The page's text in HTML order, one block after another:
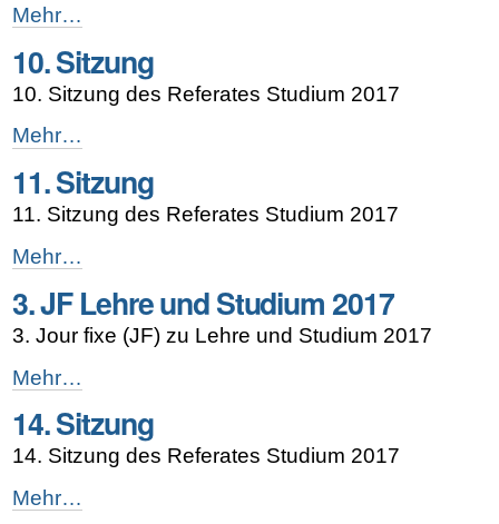
7.
Sitzung
-
Mehr…
10. Sitzung
10. Sitzung des Referates Studium 2017
10.
Sitzung
-
Mehr…
11. Sitzung
11. Sitzung des Referates Studium 2017
11.
Sitzung
-
Mehr…
3. JF Lehre und Studium 2017
3. Jour fixe (JF) zu Lehre und Studium 2017
3.
JF
Lehre
und
Studium
Mehr…
14. Sitzung
14. Sitzung des Referates Studium 2017
14.
Sitzung
Mehr…